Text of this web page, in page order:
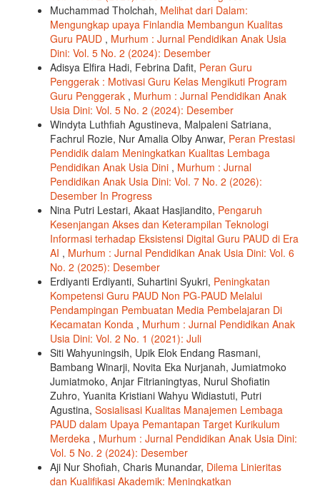
Muchammad Tholchah, Melihat dari Dalam:
Mengungkap upaya Finlandia Membangun Kualitas
Guru PAUD , Murhum : Jurnal Pendidikan Anak Usia
Dini: Vol. 5 No. 2 (2024): Desember
Adisya Elfira Hadi, Febrina Dafit, Peran Guru
Penggerak : Motivasi Guru Kelas Mengikuti Program
Guru Penggerak , Murhum : Jurnal Pendidikan Anak
Usia Dini: Vol. 5 No. 2 (2024): Desember
Windyta Luthfiah Agustineva, Malpaleni Satriana,
Fachrul Rozie, Nur Amalia Olby Anwar, Peran Prestasi
Pendidik dalam Meningkatkan Kualitas Lembaga
Pendidikan Anak Usia Dini , Murhum : Jurnal
Pendidikan Anak Usia Dini: Vol. 7 No. 2 (2026):
Desember In Progress
Nina Putri Lestari, Akaat Hasjiandito, Pengaruh
Kesenjangan Akses dan Keterampilan Teknologi
Informasi terhadap Eksistensi Digital Guru PAUD di Era
AI , Murhum : Jurnal Pendidikan Anak Usia Dini: Vol. 6
No. 2 (2025): Desember
Erdiyanti Erdiyanti, Suhartini Syukri, Peningkatan
Kompetensi Guru PAUD Non PG-PAUD Melalui
Pendampingan Pembuatan Media Pembelajaran Di
Kecamatan Konda , Murhum : Jurnal Pendidikan Anak
Usia Dini: Vol. 2 No. 1 (2021): Juli
Siti Wahyuningsih, Upik Elok Endang Rasmani,
Bambang Winarji, Novita Eka Nurjanah, Jumiatmoko
Jumiatmoko, Anjar Fitrianingtyas, Nurul Shofiatin
Zuhro, Yuanita Kristiani Wahyu Widiastuti, Putri
Agustina, Sosialisasi Kualitas Manajemen Lembaga
PAUD dalam Upaya Pemantapan Target Kurikulum
Merdeka , Murhum : Jurnal Pendidikan Anak Usia Dini:
Vol. 5 No. 2 (2024): Desember
Aji Nur Shofiah, Charis Munandar, Dilema Linieritas
dan Kualifikasi Akademik: Meningkatkan